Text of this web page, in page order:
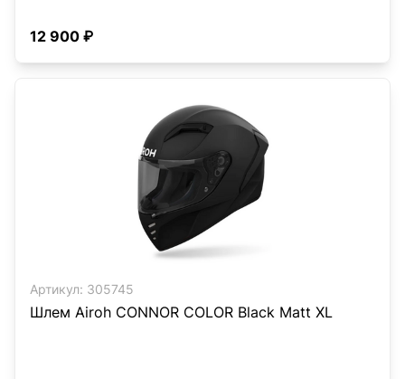
12 900 ₽
Артикул: 305745
Шлем Airoh CONNOR COLOR Black Matt XL